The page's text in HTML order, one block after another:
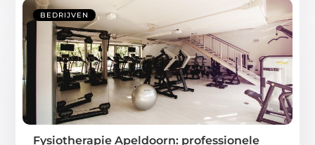
BEDRIJVEN
Fysiotherapie Apeldoorn: professionele